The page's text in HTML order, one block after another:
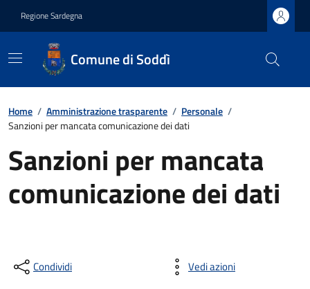
Regione Sardegna
Comune di Soddì
Home / Amministrazione trasparente / Personale /
Sanzioni per mancata comunicazione dei dati
Sanzioni per mancata
comunicazione dei dati
Condividi Vedi azioni